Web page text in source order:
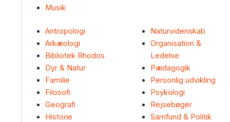
Musik
Antropologi
Arkæologi
Bibliotek Rhodos
Dyr & Natur
Familie
Filosofi
Geografi
Historie
Naturvidenskab
Organisation &
Ledelse
Pædagogik
Personlig udvikling
Psykologi
Rejsebøger
Samfund & Politik